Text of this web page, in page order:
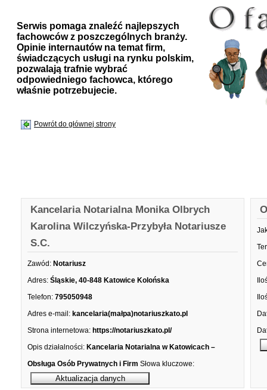
Serwis pomaga znaleźć najlepszych
fachowców z poszczególnych branży.
Opinie internautów na temat firm,
świadczących usługi na rynku polskim,
pozwalają trafnie wybrać
odpowiedniego fachowca, którego
właśnie potrzebujecie.
Powrót do głównej strony
Kancelaria Notarialna Monika Olbrych
Karolina Wilczyńska-Przybyła Notariusze
S.C.
Zawód: Notariusz
Adres: Śląskie, 40-848 Katowice Kolońska
Telefon: 795050948
Adres e-mail: kancelaria(małpa)notariuszkato.pl
Strona internetowa: https://notariuszkato.pl/
Opis działalności: Kancelaria Notarialna w Katowicach –
Obsługa Osób Prywatnych i Firm Słowa kluczowe: